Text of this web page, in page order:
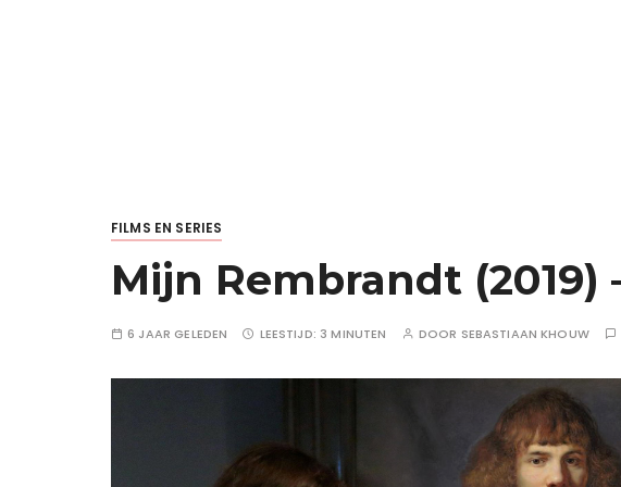
FILMS EN SERIES
Mijn Rembrandt (2019)
6 JAAR GELEDEN LEESTIJD: 3 MINUTEN DOOR SEBASTIAAN KHOUW